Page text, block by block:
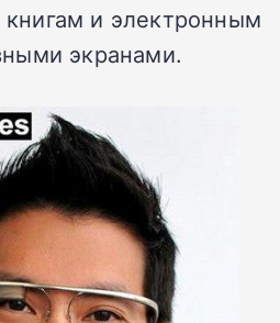
и электронным
экранами.